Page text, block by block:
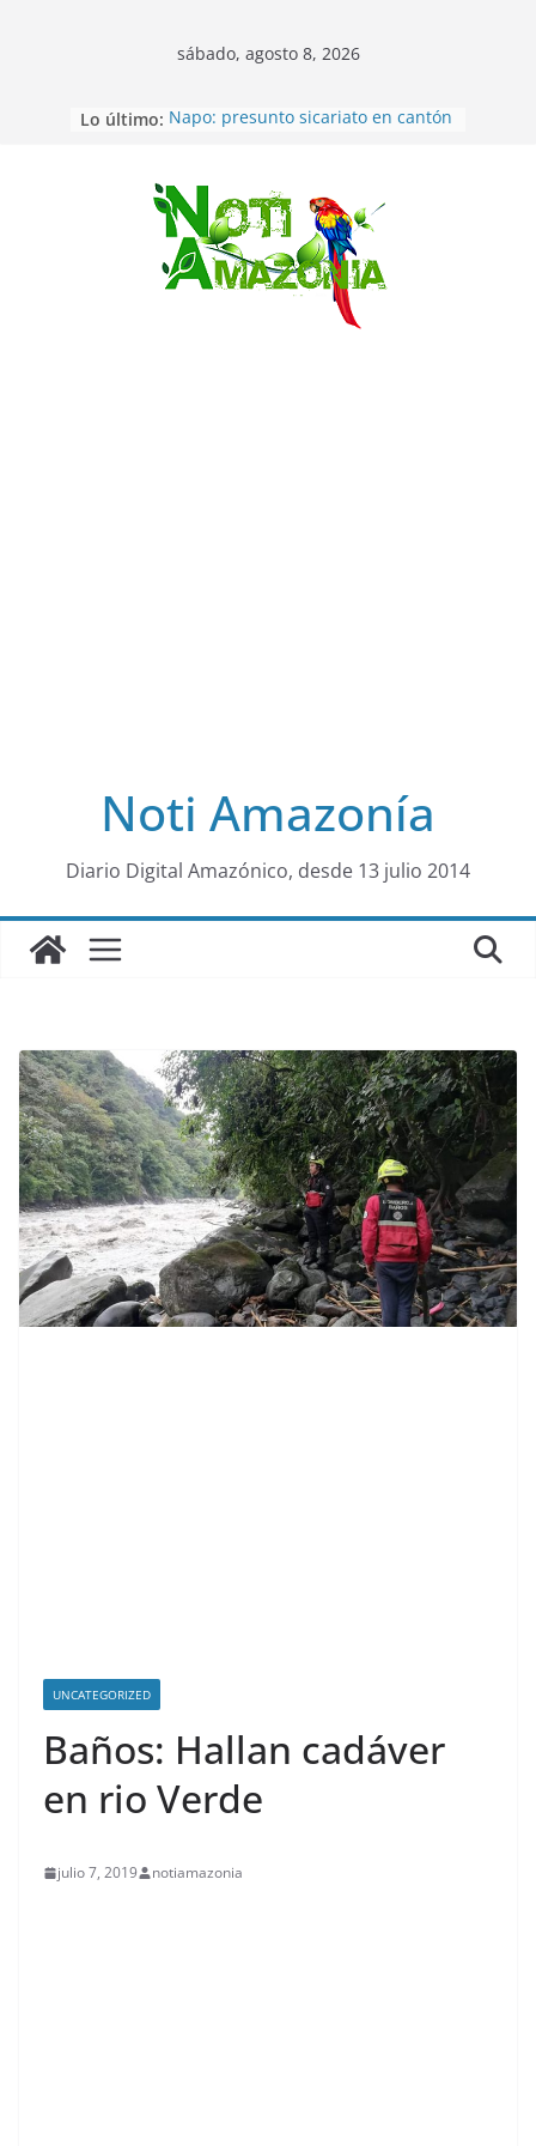
Saltar
al
sábado, agosto 8, 2026
Lo último: Napo: presunto sicariato en cantón
desaparecidos fueron encontrados
muertos en Puerto lopez
Sentencian a 34 años de prisión a
implicados en caso de Alison,
oriunda de Tena
Vozinha, el arquero sensación de
cabo Verde, ya llegó para
Noti Amazonía
Diario Digital Amazónico, desde 13 julio 2014
UNCATEGORIZED
Baños: Hallan cadáver
en rio Verde
julio 7, 2019 notiamazonia